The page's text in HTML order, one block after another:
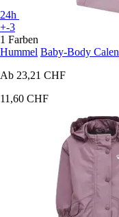
24h
+-3
1 Farben
Hummel Baby-Body Calen
Ab 23,21 CHF
11,60 CHF